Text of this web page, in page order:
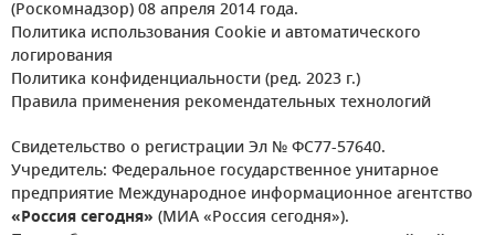
(Роскомнадзор) 08 апреля 2014 года.
Политика использования Cookie и автоматического
логирования
Политика конфиденциальности (ред. 2023 г.)
Правила применения рекомендательных технологий
Свидетельство о регистрации Эл № ФС77-57640.
Учредитель: Федеральное государственное унитарное
предприятие Международное информационное агентство
«Россия сегодня» (МИА «Россия сегодня»).